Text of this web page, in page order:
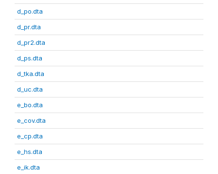
d_po.dta
d_pr.dta
d_pr2.dta
d_ps.dta
d_tka.dta
d_uc.dta
e_bo.dta
e_cov.dta
e_cp.dta
e_hs.dta
e_ik.dta